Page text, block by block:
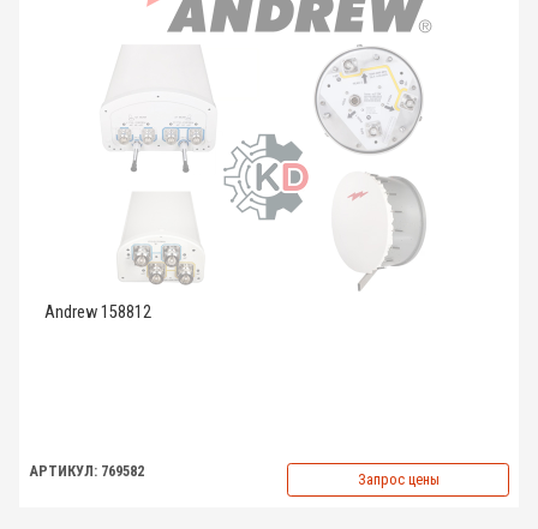
Andrew 158812
АРТИКУЛ: 769582 Запрос цены